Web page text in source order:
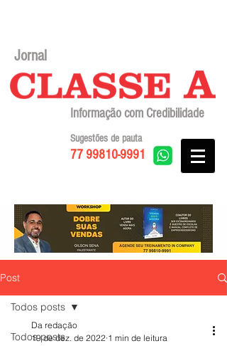
Jornal
Informação com Credibilidade
77 99810-9991
Sugestões de pauta
Post
Todos posts
Todos posts
Da redação
19 de dez. de 2022 1 min de leitura